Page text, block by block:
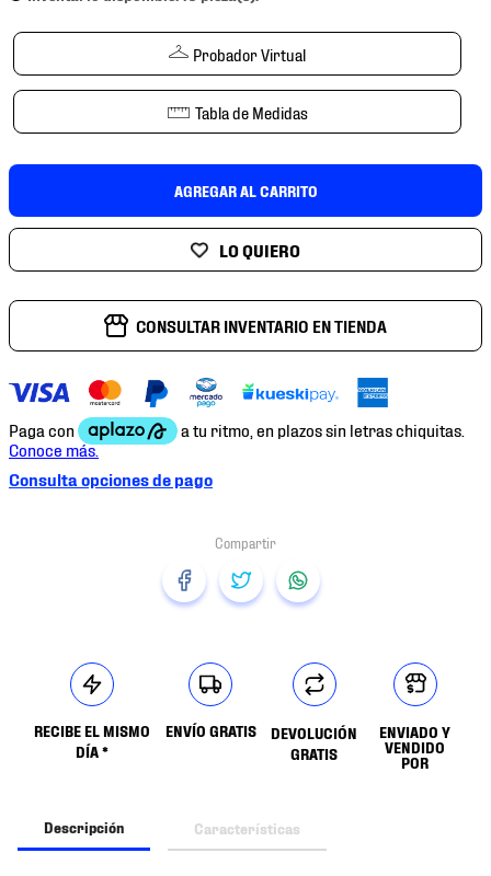
Probador Virtual
Tabla de Medidas
AGREGAR AL CARRITO
CONSULTAR INVENTARIO EN TIENDA
Consulta opciones de pago
RECIBE EL MISMO
DÍA *
ENVÍO GRATIS
DEVOLUCIÓN
GRATIS
ENVIADO Y
VENDIDO
POR
Descripción Características
9.
tenis niño